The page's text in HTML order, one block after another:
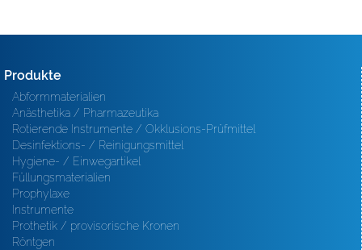
Produkte
Abformmaterialien
Anästhetika / Pharmazeutika
Rotierende Instrumente / Okklusions-Prüfmittel
Desinfektions- / Reinigungsmittel
Hygiene- / Einwegartikel
Füllungsmaterialien
Prophylaxe
Instrumente
Prothetik / provisorische Kronen
Röntgen